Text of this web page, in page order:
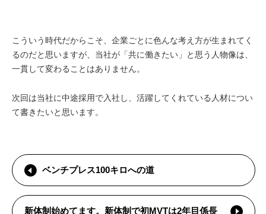
こういう時代だからこそ、企業ごとに色んな考え方が生まれてく
るのだと思いますが、 当社が「共に働きたい」と思う人物像は、
一貫して変わることはありません。
次回は当社に中途採用で入社し、 活躍 してくれている人材につい
て書きたいと思います。
ベンチプレス100キロへの道
新体制始めてます。新体制で初MVTは2年目係長